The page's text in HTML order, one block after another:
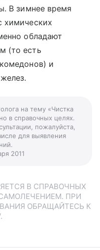
В зимнее время
химических
обладают
(то есть
и
на тему «Чистка
в справочных целях.
пожалуйста,
для выявления
2011
В СПРАВОЧНЫХ
ПРИ
ОБРАЩАЙТЕСЬ К